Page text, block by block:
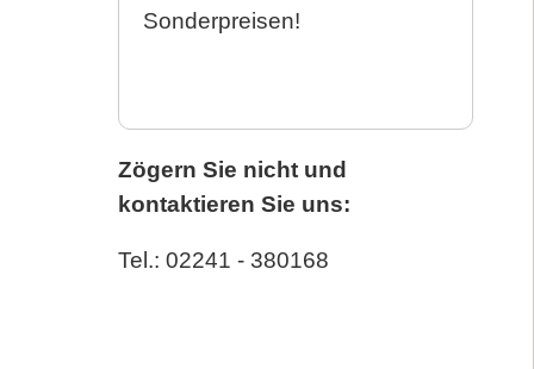
Sonderpreisen!
Zögern Sie nicht und
kontaktieren Sie uns:
Tel.: 02241 - 380168